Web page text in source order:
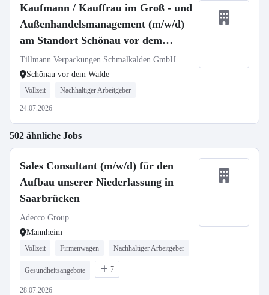
Kaufmann / Kauffrau im Groß - und
Außenhandelsmanagement (m/w/d)
am Standort Schönau vor dem
Walde
Tillmann Verpackungen Schmalkalden GmbH
Schönau vor dem Walde
Vollzeit Nachhaltiger Arbeitgeber
24.07.2026
502 ähnliche Jobs
Sales Consultant (m/w/d) für den
Aufbau unserer Niederlassung in
Saarbrücken
Adecco Group
Mannheim
Vollzeit Firmenwagen Nachhaltiger Arbeitgeber
Gesundheitsangebote 7
28.07.2026